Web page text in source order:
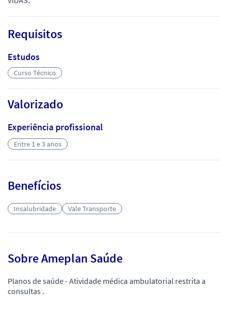
Requisitos
Estudos
Curso Técnico
Valorizado
Experiência profissional
Entre 1 e 3 anos
Benefícios
Insalubridade Vale Transporte
Sobre Ameplan Saúde
Planos de saúde - Atividade médica ambulatorial restrita a
consultas .